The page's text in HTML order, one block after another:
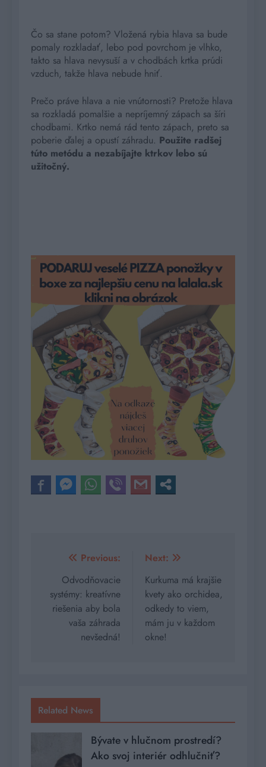
Čo sa stane potom? Vložená rybia hlava sa bude
pomaly rozkladať, lebo pod povrchom je vlhko,
takto sa hlava nevysuší a v chodbách krtka prúdi
vzduch, takže hlava nebude hniť.
Prečo práve hlava a nie vnútornosti? Pretože hlava
sa rozkladá pomalšie a nepríjemný zápach sa šíri
chodbami. Krtko nemá rád tento zápach, preto sa
poberie ďalej a opustí záhradu. Použite radšej
túto metódu a nezabíjajte ktrkov lebo sú
užitočný.
Navigácia
článku
Previous:
Odvodňovacie
systémy: kreatívne
riešenia aby bola
vaša záhrada
nevšedná!
Next:
Kurkuma má krajšie
kvety ako orchidea,
odkedy to viem,
mám ju v každom
okne!
Related News
Bývate v hlučnom prostredí?
Ako svoj interiér odhlučniť?